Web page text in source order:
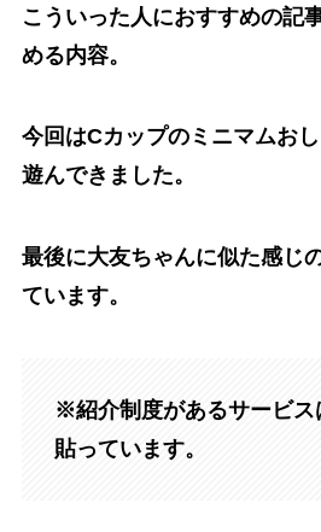
こういった人におすすめの記
める内容。
今回はCカップのミニマムお
遊んできました。
最後に大友ちゃんに似た感じ
ています。
※紹介制度があるサービス
貼っています。